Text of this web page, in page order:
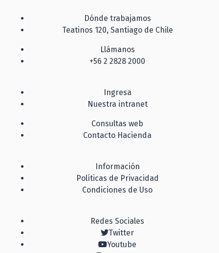
Dónde trabajamos
Teatinos 120, Santiago de Chile
Llámanos
+56 2 2828 2000
Ingresa
Nuestra intranet
Consultas web
Contacto Hacienda
Información
Políticas de Privacidad
Condiciones de Uso
Redes Sociales
Twitter
Youtube